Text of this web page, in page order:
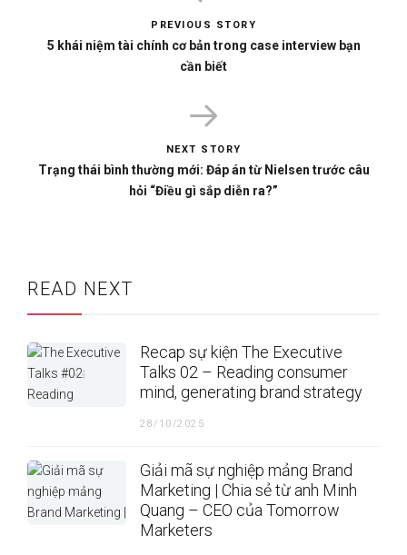
PREVIOUS STORY
5 khái niệm tài chính cơ bản trong case interview bạn
cần biết
NEXT STORY
Trạng thái bình thường mới: Đáp án từ Nielsen trước câu
hỏi “Điều gì sắp diễn ra?”
READ NEXT
Recap sự kiện The Executive
Talks 02 – Reading consumer
mind, generating brand strategy
28/10/2025
Giải mã sự nghiệp mảng Brand
Marketing | Chia sẻ từ anh Minh
Quang – CEO của Tomorrow
Marketers